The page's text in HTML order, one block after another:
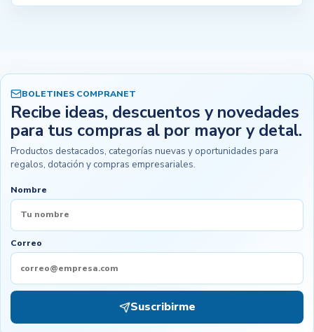
BOLETINES COMPRANET
Recibe ideas, descuentos y novedades
para tus compras al por mayor y detal.
Productos destacados, categorías nuevas y oportunidades para
regalos, dotación y compras empresariales.
Nombre
Correo
Suscribirme